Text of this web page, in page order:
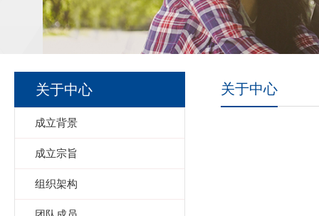
关于中心
成立背景
成立宗旨
组织架构
关于中心